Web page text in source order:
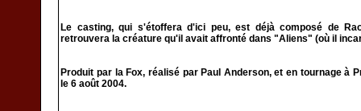
Le casting, qui s'étoffera d'ici peu, est déjà composé de
retrouvera la créature qu'il avait affronté dans "Aliens" (où il
Produit par la Fox, réalisé par Paul Anderson, et en tournage à
le 6 août 2004.